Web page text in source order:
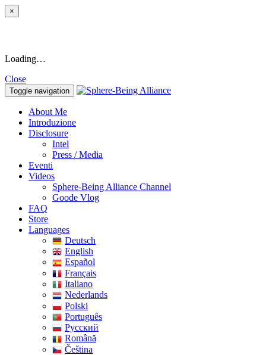
×
Loading…
Close
Toggle navigation
About Me
Introduzione
Disclosure
Intel
Press / Media
Eventi
Videos
Sphere-Being Alliance Channel
Goode Vlog
FAQ
Store
Languages
Deutsch
English
Español
Français
Italiano
Nederlands
Polski
Português
Pусский
Română
Čeština